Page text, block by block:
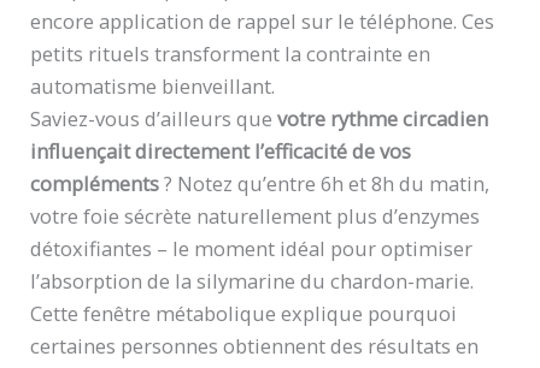
encore application de rappel sur le téléphone. Ces
petits rituels transforment la contrainte en
automatisme bienveillant.
Saviez-vous d’ailleurs quevotre rythme circadien
influençait directement l’efficacité de vos
compléments? Notez qu’entre 6h et 8h du matin,
votre foie sécrète naturellement plus d’enzymes
détoxifiantes – le moment idéal pour optimiser
l’absorption de la silymarine du chardon-marie.
Cette fenêtre métabolique explique pourquoi
certaines personnes obtiennent des résultats en